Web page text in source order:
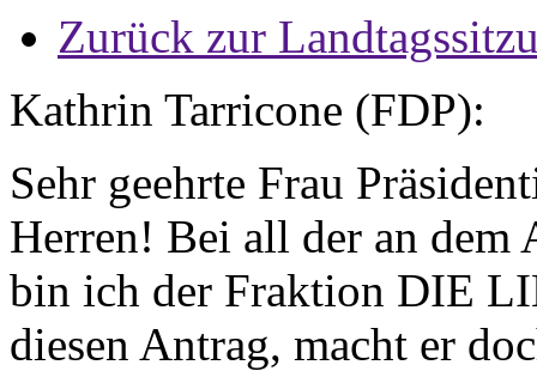
Zurück zur
Kathrin Tarricone (FDP):
Sehr geehrte Frau
Herren! Bei all der an dem
bin ich der Fraktion DIE
diesen Antrag, macht er